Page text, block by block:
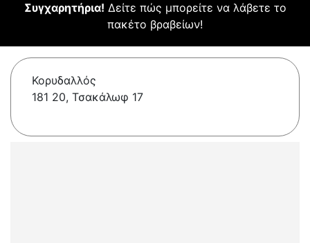
Συγχαρητήρια! Δείτε πώς μπορείτε να λάβετε το
πακέτο βραβείων!
Κορυδαλλός
181 20, Τσακάλωφ 17